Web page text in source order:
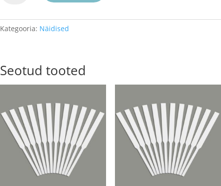
kogus
Kategooria: Näidised
Seotud tooted